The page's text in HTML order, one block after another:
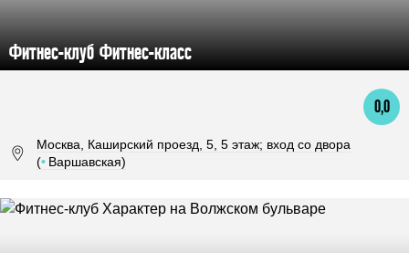
Фитнес-клуб Фитнес-класс
0,0
Москва, Каширский проезд, 5, 5 этаж; вход со двора
(• Варшавская)